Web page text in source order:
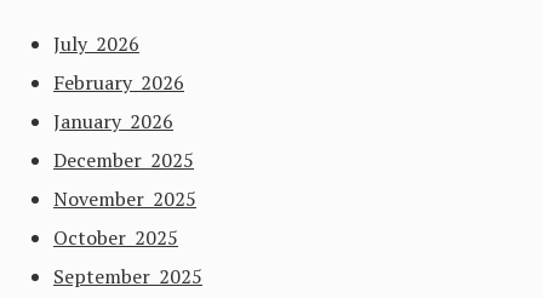
July 2026
February 2026
January 2026
December 2025
November 2025
October 2025
September 2025